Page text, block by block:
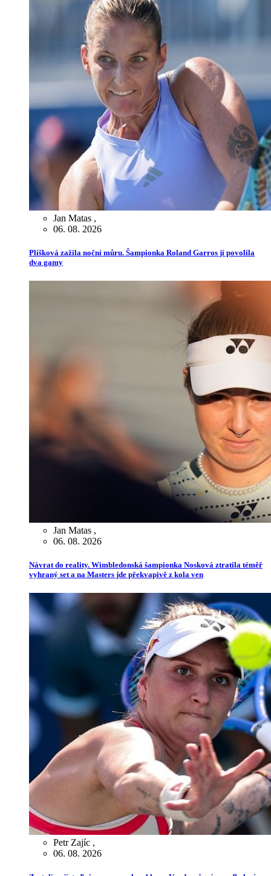
Jan Matas ,
06. 08. 2026
Plíšková zažila noční můru. Šampionka Roland Garros jí povolila
dva gamy
Jan Matas ,
06. 08. 2026
Návrat do reality. Wimbledonská šampionka Nosková ztratila téměř
vyhraný set a na Masters jde překvapivě z kola ven
Petr Zajíc ,
06. 08. 2026